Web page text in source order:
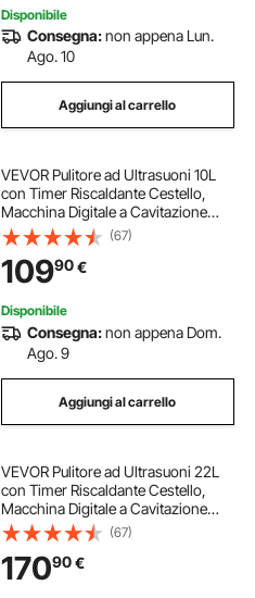
Disponibile
Consegna:non appena Lun.
Ago. 10
Aggiungi al carrello
VEVOR Pulitore ad Ultrasuoni 10L
con Timer Riscaldante Cestello,
Macchina Digitale a Cavitazione
Sonica, Pulitrice Ultrasuoni 240 W
per Strumenti di Orologi, Occhiali,
Monete, Utensili Metallici
(67)
10990€
Disponibile
Consegna:non appena Dom.
Ago. 9
Aggiungi al carrello
VEVOR Pulitore ad Ultrasuoni 22L
con Timer Riscaldante Cestello,
Macchina Digitale a Cavitazione
Sonica, Pulitrice Ultrasuoni 480 W
per Strumenti di Orologi, Occhiali,
Monete, Utensili Metallici
(67)
17090€